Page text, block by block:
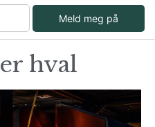
Meld meg på
hval